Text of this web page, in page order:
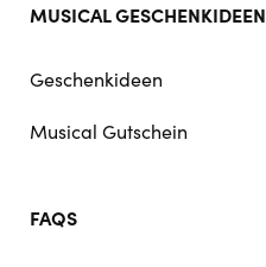
MUSICAL GESCHENKIDEEN
Geschenkideen
Musical Gutschein
FAQS